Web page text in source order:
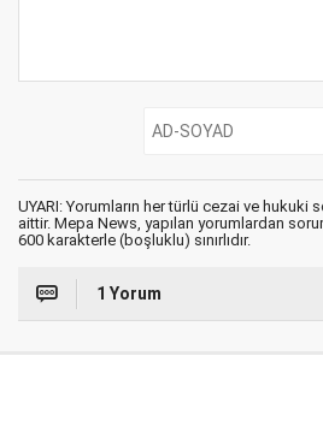
UYARI: Yorumların her türlü cezai ve hukuki
aittir. Mepa News, yapılan yorumlardan
600 karakterle (boşluklu) sınırlıdır.
1 Yorum